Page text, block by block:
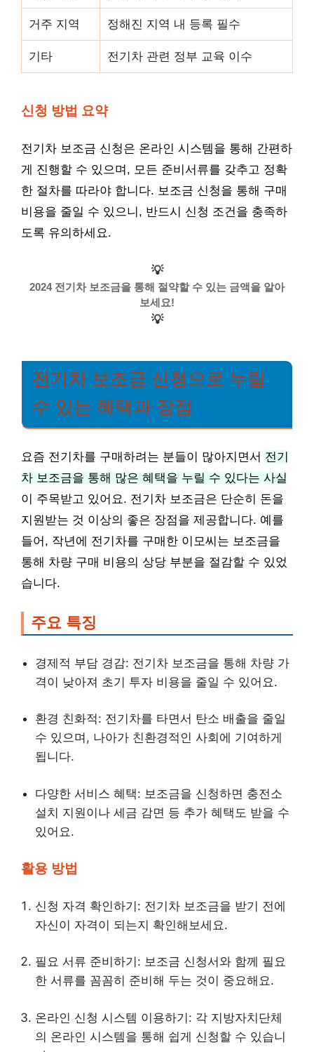
거주 지역 정해진 지역 내 등록 필수
기타 전기차 관련 정부 교육 이수
신청 방법 요약
전기차 보조금 신청은 온라인 시스템을 통해 간편하
게 진행할 수 있으며, 모든 준비서류를 갖추고 정확
한 절차를 따라야 합니다. 보조금 신청을 통해 구매
비용을 줄일 수 있으니, 반드시 신청 조건을 충족하
도록 유의하세요.
💡
2024 전기차 보조금을 통해 절약할 수 있는 금액을 알아
보세요!
💡
전기차 보조금 신청으로 누릴
수 있는 혜택과 장점
요즘 전기차를 구매하려는 분들이 많아지면서 전기
차 보조금을 통해 많은 혜택을 누릴 수 있다는 사실
이 주목받고 있어요. 전기차 보조금은 단순히 돈을
지원받는 것 이상의 좋은 장점을 제공합니다. 예를
들어, 작년에 전기차를 구매한 이모씨는 보조금을
통해 차량 구매 비용의 상당 부분을 절감할 수 있었
습니다.
주요 특징
경제적 부담 경감: 전기차 보조금을 통해 차량 가
격이 낮아져 초기 투자 비용을 줄일 수 있어요.
환경 친화적: 전기차를 타면서 탄소 배출을 줄일
수 있으며, 나아가 친환경적인 사회에 기여하게
됩니다.
다양한 서비스 혜택: 보조금을 신청하면 충전소
설치 지원이나 세금 감면 등 추가 혜택도 받을 수
있어요.
활용 방법
신청 자격 확인하기: 전기차 보조금을 받기 전에
자신이 자격이 되는지 확인해보세요.
필요 서류 준비하기: 보조금 신청서와 함께 필요
한 서류를 꼼꼼히 준비해 두는 것이 중요해요.
온라인 신청 시스템 이용하기: 각 지방자치단체
의 온라인 시스템을 통해 쉽게 신청할 수 있습니